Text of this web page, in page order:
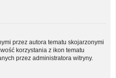
przez autora tematu skojarzonymi
korzystania z ikon tematu
przez administratora witryny.